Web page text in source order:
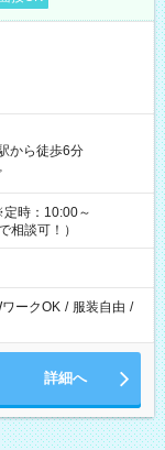
から徒歩6分
時：10:00～
談可！）
ークOK / 服装自由 /
詳細へ